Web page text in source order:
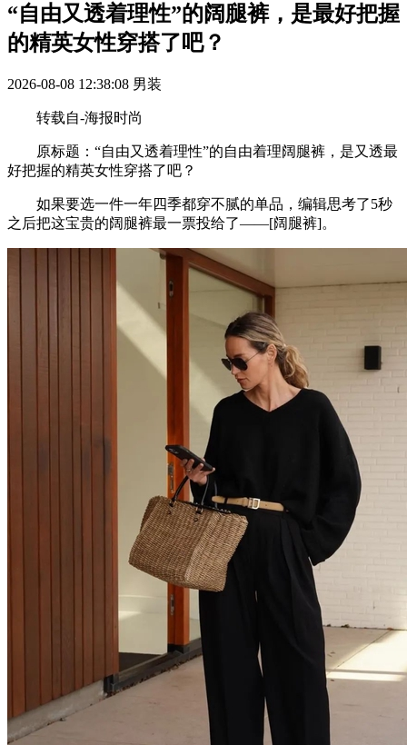
“自由又透着理性”的阔腿裤，是最好把握
的精英女性穿搭了吧？
2026-08-08 12:38:08 男装
转载自-海报时尚
原标题：“自由又透着理性”的自由着理阔腿裤，是又透最
好把握的精英女性穿搭了吧？
如果要选一件一年四季都穿不腻的单品，编辑思考了5秒
之后把这宝贵的阔腿裤最一票投给了——[阔腿裤]。